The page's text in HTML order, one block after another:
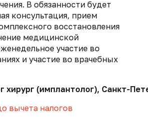
В обязанности будет
консультация, прием
восстановления
медицинской
участие во
и участие во врачебных
хирург (имплантолог), Санкт-
вычета налогов